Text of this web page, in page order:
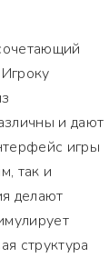
и дают
игры
так и
делают
структура